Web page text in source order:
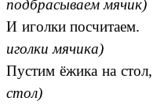
подбрасываем мячик)
И иголки
иголки мячика)
Пустим ёжика
стол)